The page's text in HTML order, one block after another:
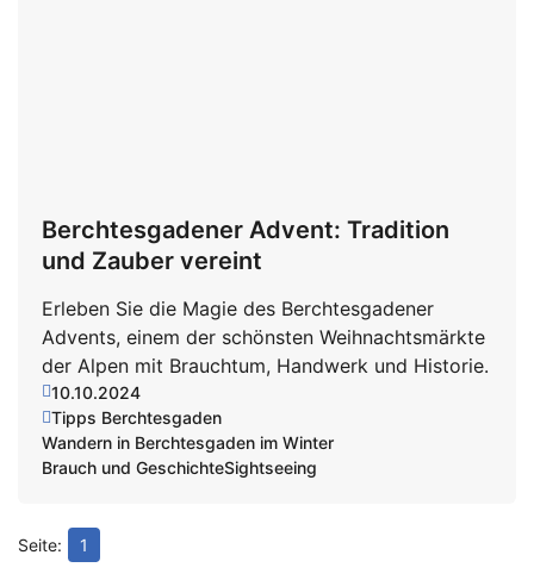
Berchtesgadener Advent: Tradition
und Zauber vereint
Erleben Sie die Magie des Berchtesgadener
Advents, einem der schönsten Weihnachtsmärkte
der Alpen mit Brauchtum, Handwerk und Historie.
10.10.2024
Tipps Berchtesgaden
Wandern in Berchtesgaden im Winter
Brauch und GeschichteSightseeing
1